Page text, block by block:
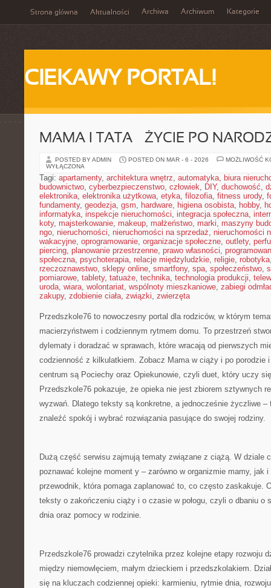
Strona główna Aktualności Archiwa Archiwum Kategorie
CIEKAWY PORTAL!
MAMA I TATA – ŻYCIE PO
POSTED BY ADMIN POSTED ON MAR - 6 - 2026
MOŻLIWOŚĆ
WYŁĄCZONA
Tagi: apartamenty, architektura wnętrz, automatyka, biura
budownictwo, cyberbezpieczenstwo, człowiek, DIY, duchowość,
elektronika, elektronika użytkowa, etyka, filozofia, fitness urody,
fundamenty, geodezja, gsm, hardware, higiena osobista, hobby,
informatyka, inspekcje nieruchomości, integracja społeczna,
koty, majsterkowanie, makeup, małżeństwo, marki, maszyny
ngo, nieruchomości, nieruchomości na sprzedaż, nieruchomości
wakacyjne, oprogramowanie, organizacje społeczne, outlety,
piercing, planowanie przestrzenne, prawo własności,
społeczna, psychoterapia, relacje międzyludzkie, religie, robotyka
rzeczoznawstwo, sklepy online, smartfony, spa, społeczeństwo,
pomiarowe, tablety, tatuaże, technika, technologia produkcji,
uroda, wiara, wolontariat, wspólnoty mieszkaniowe, zabiegi
zakupy, zdobienie ciała, związki, zwierzęta
Przedszkole76 to nowoczesny portal dla rodziców, w którym
macierzyństwem i codziennym rytmem domu. To przestrzeń
dylematy i doradzać w sprawach, które wracają od pierwszych
codzienność z kilkulatkiem. Zobacz Mama w ciąży i po porodzie
centrum są Pociechy oraz Opiekunowie, czyli duet, który uczy
Przedszkole76 pokazuje, że opieka nie jest zbiorem sztywnych
wyzwań. Dlatego teksty są konkretne, a jednocześnie życzliwe –
znaleźć spokój i wybrać rozwiązania pasujące do swojej rodziny.
Dużą część serwisu zajmują tematy związane z ciążą. W dziale
poznawać kolejne moment y – zarówno w organizmie mamy, jak
przewodnik, która pomaga zaplanować to, co często zaskakuje.
teksty o zakończeniu ciąży i o czasie w połogu, czyli o dbaniu o
dnia oraz pomocy w rodzinie.
Przedszkole76 prowadzi czytelnika przez kolejne etapy rozwoju
między niemowlęciem, małym dzieckiem i przedszkolakiem.
się na kluczach codziennej opieki: karmieniu, rytmie dnia,